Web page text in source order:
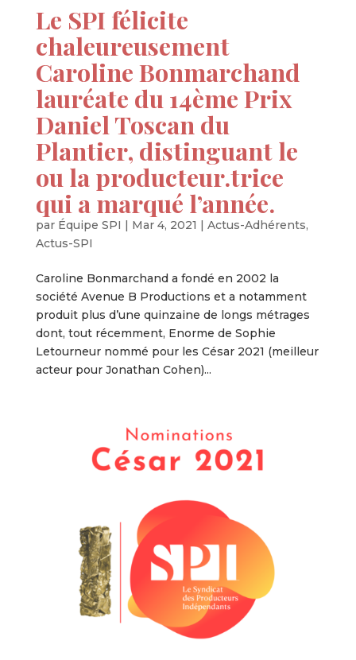
Le SPI félicite
chaleureusement
Caroline Bonmarchand
lauréate du 14ème Prix
Daniel Toscan du
Plantier, distinguant le
ou la producteur.trice
qui a marqué l’année.
par Équipe SPI | Mar 4, 2021 | Actus-Adhérents,
Actus-SPI
Caroline Bonmarchand a fondé en 2002 la
société Avenue B Productions et a notamment
produit plus d’une quinzaine de longs métrages
dont, tout récemment, Enorme de Sophie
Letourneur nommé pour les César 2021 (meilleur
acteur pour Jonathan Cohen)...